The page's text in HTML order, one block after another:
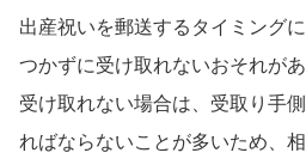
出産祝いを郵送するタイミング
つかずに受け取れないおそれがあ
受け取れない場合は、受取り手
ればならないことが多いため、